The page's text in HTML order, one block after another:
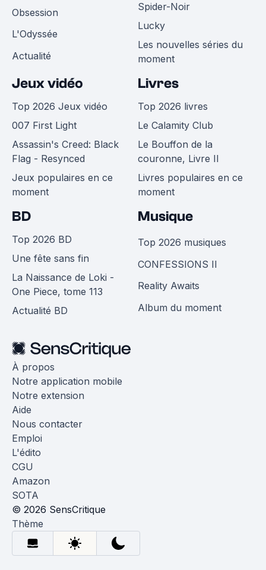
Obsession
L'Odyssée
Actualité
Spider-Noir
Lucky
Les nouvelles séries du
moment
Jeux vidéo
Top 2026 Jeux vidéo
007 First Light
Assassin's Creed: Black
Flag - Resynced
Jeux populaires en ce
moment
Livres
Top 2026 livres
Le Calamity Club
Le Bouffon de la
couronne, Livre II
Livres populaires en ce
moment
BD
Top 2026 BD
Une fête sans fin
La Naissance de Loki -
One Piece, tome 113
Actualité BD
Musique
Top 2026 musiques
CONFESSIONS II
Reality Awaits
Album du moment
À propos
Notre application mobile
Notre extension
Aide
Nous contacter
Emploi
L'édito
CGU
Amazon
SOTA
© 2026 SensCritique
Thème